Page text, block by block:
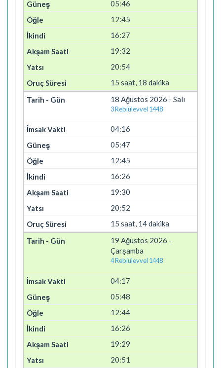
05:46
12:45
16:27
19:32
20:54
15 saat, 18 dakika
18 Ağustos 2026 - Salı
3 Rebiülevvel 1448
04:16
05:47
12:45
16:26
19:30
20:52
15 saat, 14 dakika
19 Ağustos 2026 -
Çarşamba
4 Rebiülevvel 1448
04:17
05:48
12:44
16:26
19:29
20:51